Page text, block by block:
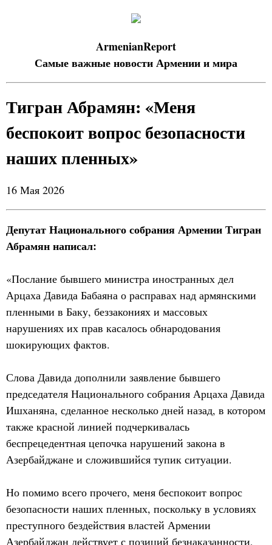
ArmenianReport
Самые важные новости Армении и мира
Тигран Абрамян: «Меня
беспокоит вопрос безопасности
наших пленных»
16 Мая 2026
Депутат Национального собрания Армении Тигран
Абрамян написал:
«Послание бывшего министра иностранных дел
Арцаха Давида Бабаяна о расправах над армянскими
пленными в Баку, беззакониях и массовых
нарушениях их прав касалось обнародования
шокирующих фактов.
Слова Давида дополнили заявление бывшего
председателя Национального собрания Арцаха Давида
Ишханяна, сделанное несколько дней назад, в котором
также красной линией подчеркивалась
беспрецедентная цепочка нарушений закона в
Азербайджане и сложившийся тупик ситуации.
Но помимо всего прочего, меня беспокоит вопрос
безопасности наших пленных, поскольку в условиях
преступного бездействия властей Армении
Азербайджан действует с позиций безнаказанности,